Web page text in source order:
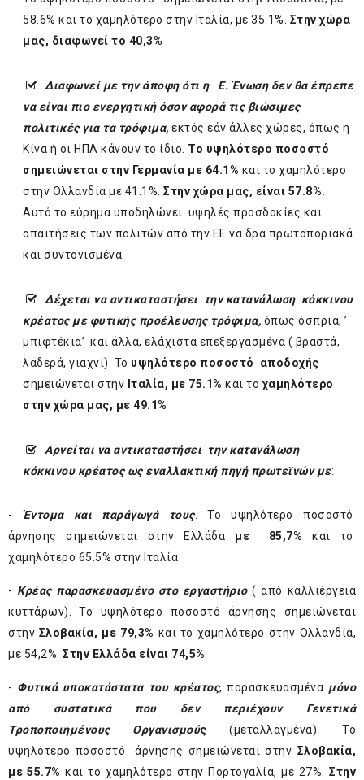
58.6% και το χαμηλότερο στην Ιταλία, με 35.1%. Στην χώρα
μας, διαφωνεί το 40,3%
Διαφωνεί με την άποψη ότι η Ε. Ένωση δεν θα έπρεπε
να είναι πιο ενεργητική όσον αφορά τις βιώσιμες
πολιτικές για τα τρόφιμα, εκτός εάν άλλες χώρες, όπως η
Κίνα ή οι ΗΠΑ κάνουν το ίδιο. Το υψηλότερο ποσοστό
σημειώνεται στην Γερμανία με 64.1% και το χαμηλότερο
στην Ολλανδία με 41.1%. Στην χώρα μας, είναι 57.8%.
Αυτό το εύρημα υποδηλώνει υψηλές προσδοκίες και
απαιτήσεις των πολιτών από την ΕΕ να δρα πρωτοποριακά
και συντονισμένα.
Δέχεται να αντικαταστήσει την κατανάλωση κόκκινου
κρέατος με φυτικής προέλευσης τρόφιμα, όπως όσπρια, ’
μπιφτέκια’ και άλλα, ελάχιστα επεξεργασμένα ( βραστά,
λαδερά, γιαχνί). Το υψηλότερο ποσοστό αποδοχής
σημειώνεται στην Ιταλία, με 75.1% και τοχαμηλότερο
στην χώρα μας, με 49.1%
Αρνείται να αντικαταστήσει την κατανάλωση
κόκκινου κρέατος ως εναλλακτική πηγή πρωτεϊνών με:
- Έντομακαι παράγωγά τους. Το υψηλότερο ποσοστό
άρνησης σημειώνεται στην Ελλάδα με 85,7% και το
χαμηλότερο 65.5% στην Ιταλία
- Κρέας παρασκευασμένο στο εργαστήριο( από καλλιέργεια
κυττάρων). Το υψηλότερο ποσοστό άρνησης σημειώνεται
στην Σλοβακία, με 79,3% και το χαμηλότερο στην Ολλανδία,
με 54,2%. Στην Ελλάδα είναι 74,5%
- Φυτικά υποκατάστατα του κρέατος, παρασκευασμένα μόνο
από συστατικά που δεν περιέχουν Γενετικά
Τροποποιημένους Οργανισμούς (μεταλλαγμένα). Το
υψηλότερο ποσοστό άρνησης σημειώνεται στην Σλοβακία,
με 55.7% και το χαμηλότερο στην Πορτογαλία, με 27%.Στην